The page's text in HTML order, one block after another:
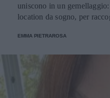
uniscono in un
location da sogno, per
EMMA PIETRAROSA